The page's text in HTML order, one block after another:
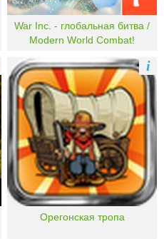
War Inc. - глобальная битва /
Modern World Combat!
Орегонская тропа
i